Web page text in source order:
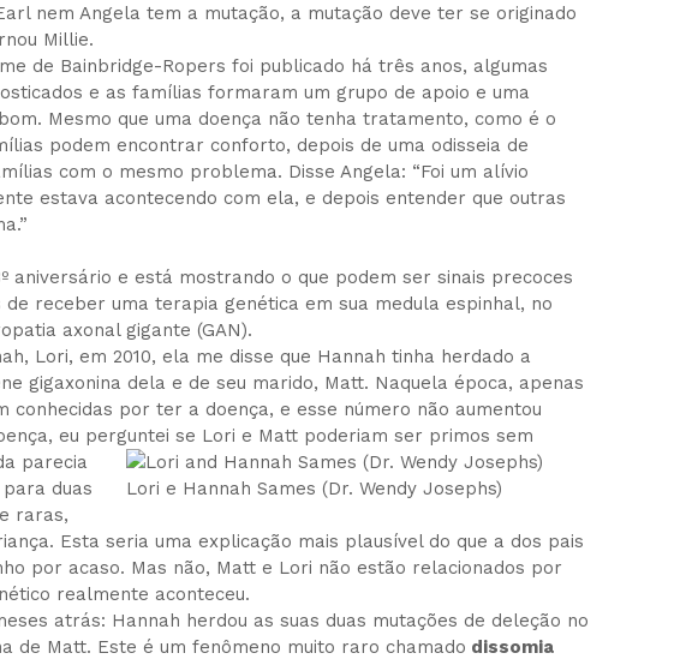
nem Angela tem a mutação, a mutação deve ter se originado
Millie.
de Bainbridge-Ropers foi publicado há três anos, algumas
e as famílias formaram um grupo de apoio e uma
Mesmo que uma doença não tenha tratamento, como é o
podem encontrar conforto, depois de uma odisseia de
com o mesmo problema. Disse Angela: “Foi um alívio
estava acontecendo com ela, e depois entender que outras
aniversário e está mostrando o que podem ser sinais precoces
receber uma terapia genética em sua medula espinhal, no
axonal gigante (GAN).
Lori, em 2010, ela me disse que Hannah tinha herdado a
gigaxonina dela e de seu marido, Matt. Naquela época, apenas
conhecidas por ter a doença, e esse número não aumentou
eu perguntei se Lori e Matt poderiam ser primos sem
Lori e Hannah Sames (Dr. Wendy Josephs)
parecia
duas
raras,
Esta seria uma explicação mais plausível do que a dos pais
por acaso. Mas não, Matt e Lori não estão relacionados por
realmente aconteceu.
atrás: Hannah herdou as suas duas mutações de deleção no
de Matt. Este é um fenômeno muito raro chamado dissomia